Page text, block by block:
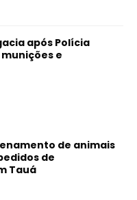
após Polícia
e
de animais
de
Tauá